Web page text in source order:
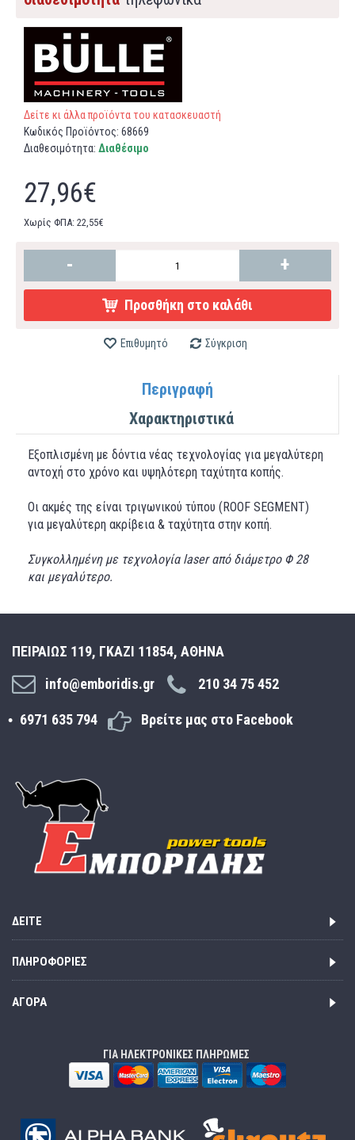
Δείτε κι άλλα προϊόντα του κατασκευαστή
Κωδικός Προϊόντος: 68669
Διαθεσιμότητα: Διαθέσιμο
27,96€
Χωρίς ΦΠΑ: 22,55€
- +
Προσθήκη στο καλάθι
Επιθυμητό Σύγκριση
Περιγραφή
Χαρακτηριστικά
Εξοπλισμένη με δόντια νέας τεχνολογίας για μεγαλύτερη
αντοχή στο χρόνο και υψηλότερη ταχύτητα κοπής.
Οι ακμές της είναι τριγωνικού τύπου (ROOF SEGMENT)
για μεγαλύτερη ακρίβεια & ταχύτητα στην κοπή.
Συγκολλημένη με τεχνολογία laser από διάμετρο Φ 28
και μεγαλύτερο.
ΠΕΙΡΑΙΩΣ 119, ΓΚΑΖΙ 11854, ΑΘΗΝΑ
info@emboridis.gr
210 34 75 452
6971 635 794 Βρείτε μας στο Facebook
ΔΕΊΤΕ
ΠΛΗΡΟΦΟΡΊΕΣ
ΑΓΟΡΆ
ΓΙΑ ΗΛΕΚΤΡΟΝΙΚΕΣ ΠΛΗΡΩΜΕΣ